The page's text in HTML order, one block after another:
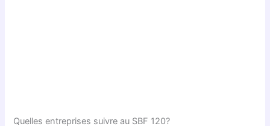
Quelles entreprises suivre au SBF 120?